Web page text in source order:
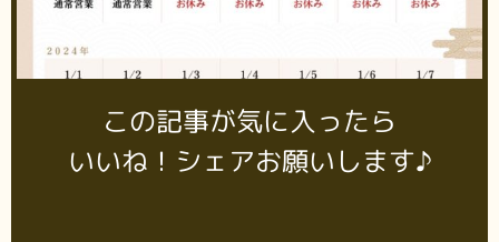
この記事が気に入ったら
いいね！シェアお願いします♪